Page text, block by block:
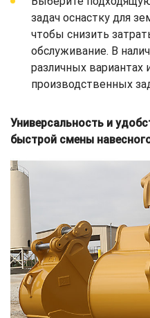
задач оснастку для
чтобы снизить
обслуживание. В
различных вариантах
производственных
Универсальность и
быстрой смены